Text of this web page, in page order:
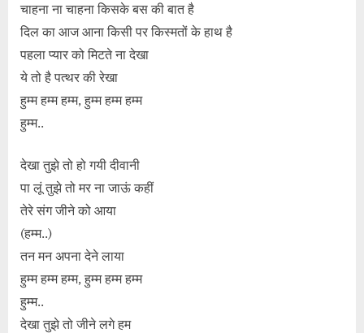
चाहना ना चाहना किसके बस की बात है
दिल का आज आना किसी पर किस्मतों के हाथ है
पहला प्यार को मिटते ना देखा
ये तो है पत्थर की रेखा
हुम्म हम्म हम्म, हुम्म हम्म हम्म
हुम्म..
देखा तुझे तो हो गयी दीवानी
पा लूं तुझे तो मर ना जाऊं कहीं
तेरे संग जीने को आया
(हम्म..)
तन मन अपना देने लाया
हुम्म हम्म हम्म, हुम्म हम्म हम्म
हुम्म..
देखा तुझे तो जीने लगे हम